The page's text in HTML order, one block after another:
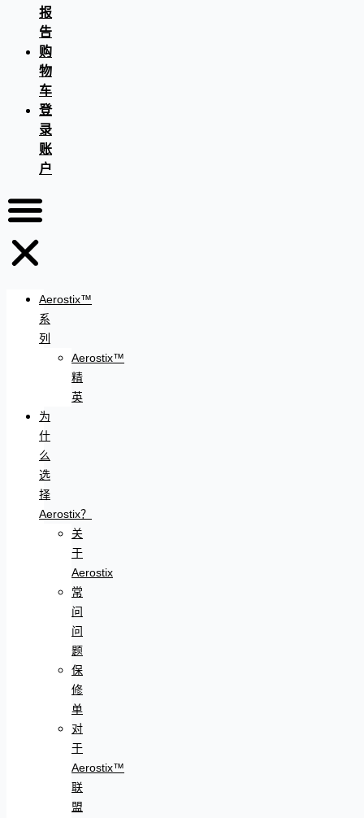
报
告
购
物
车
登
录
账
户
Aerostix™
系
列
Aerostix™
精
英
为
什
么
选
择
Aerostix？
关
于
Aerostix
常
问
问
题
保
修
单
对
于
Aerostix™
联
盟